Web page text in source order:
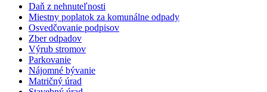
Daň z nehnuteľnosti
Miestny poplatok za komunálne odpady
Osvedčovanie podpisov
Zber odpadov
Výrub stromov
Parkovanie
Nájomné bývanie
Matričný úrad